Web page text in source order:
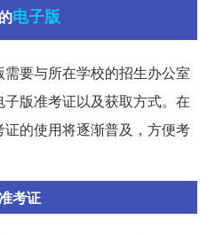
电子版
要与所在学校的招生办公室
版准考证以及获取方式。在
的使用将逐渐普及，方便考
考证